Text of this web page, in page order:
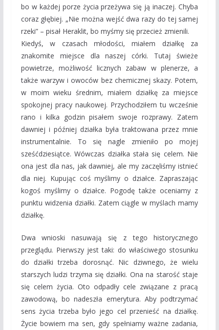
bo w każdej porze życia przeżywa się ją inaczej. Chyba
coraz głębiej. „Nie można wejść dwa razy do tej samej
rzeki” – pisał Heraklit, bo myśmy się przecież zmienili.
Kiedyś, w czasach młodości, miałem działkę za
znakomite miejsce dla naszej córki. Tutaj świeże
powietrze, możliwość licznych zabaw w plenerze, a
także warzyw i owoców bez chemicznej skazy. Potem,
w moim wieku średnim, miałem działkę za miejsce
spokojnej pracy naukowej. Przychodziłem tu wcześnie
rano i kilka godzin pisałem swoje rozprawy. Zatem
dawniej i później działka była traktowana przez mnie
instrumentalnie. To się nagle zmieniło po mojej
sześćdziesiątce. Wówczas działka stała się celem. Nie
ona jest dla nas, jak dawniej, ale my zaczęliśmy istnieć
dla niej. Kupując coś myślimy o działce. Zapraszając
kogoś myślimy o działce. Pogodę także oceniamy z
punktu widzenia działki. Zatem ciągle w myślach mamy
działkę.
Dwa wnioski nasuwają się z tego historycznego
przeglądu. Pierwszy jest taki: do właściwego stosunku
do działki trzeba dorosnąć. Nic dziwnego, że wielu
starszych ludzi trzyma się działki. Ona na starość staje
się celem życia. Oto odpadły cele związane z pracą
zawodową, bo nadeszła emerytura. Aby podtrzymać
sens życia trzeba było jego cel przenieść na działkę.
Życie bowiem ma sen, gdy spełniamy ważne zadania,